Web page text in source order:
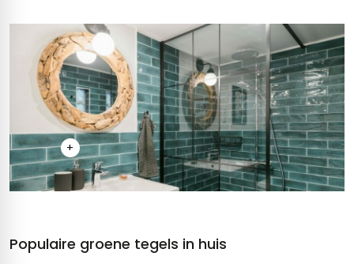
+
Populaire groene tegels in huis